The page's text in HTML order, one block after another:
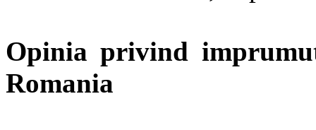
Opinia privind
Romania